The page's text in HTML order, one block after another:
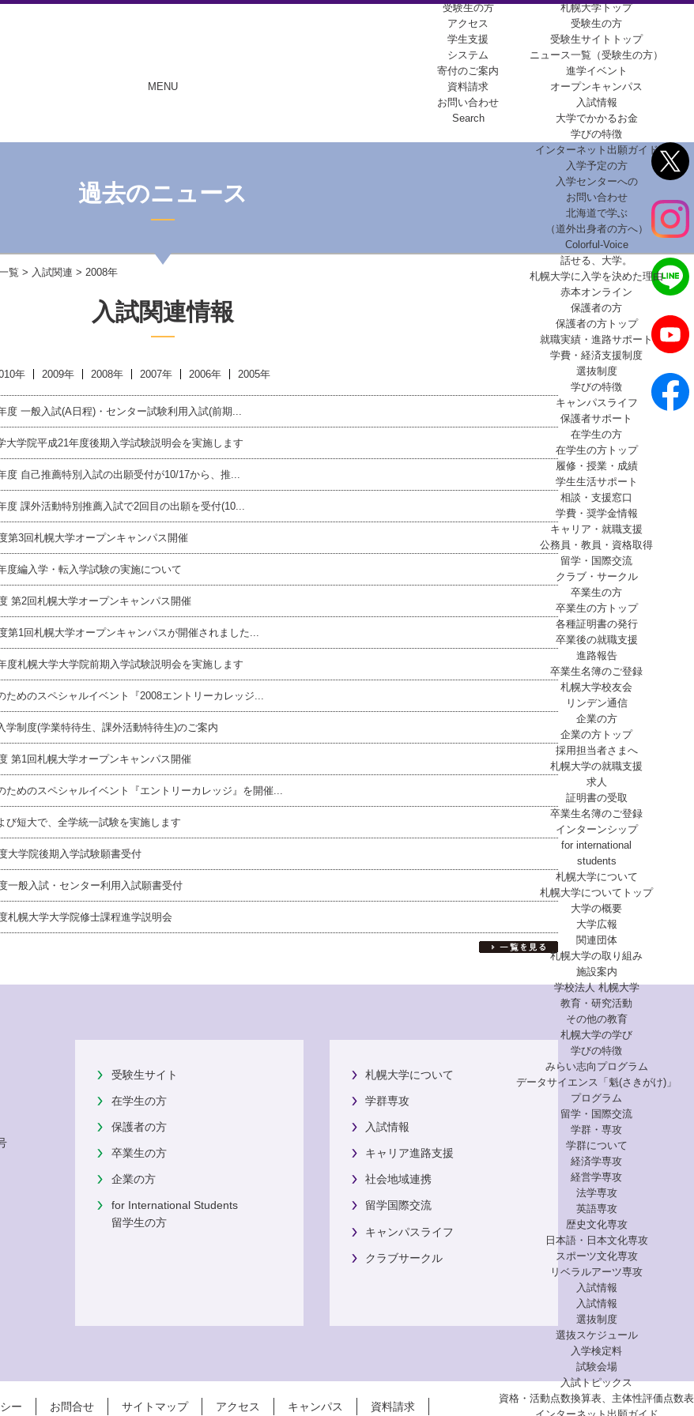
MENU
受験生の方
アクセス
学生支援
システム
寄付のご案内
資料請求
お問い合わせ
Search
札幌大学トップ
受験生の方
受験生サイトトップ
ニュース一覧（受験生の方）
進学イベント
オープンキャンパス
入試情報
大学でかかるお金
学びの特徴
インターネット出願ガイド
入学予定の方
入学センターへの
お問い合わせ
北海道で学ぶ
（道外出身者の方へ）
Colorful-Voice
話せる、大学。
札幌大学に入学を決めた理由
赤本オンライン
保護者の方
保護者の方トップ
就職実績・進路サポート
学費・経済支援制度
選抜制度
学びの特徴
キャンパスライフ
保護者サポート
在学生の方
在学生の方トップ
履修・授業・成績
学生生活サポート
相談・支援窓口
学費・奨学金情報
キャリア・就職支援
公務員・教員・資格取得
留学・国際交流
クラブ・サークル
卒業生の方
卒業生の方トップ
各種証明書の発行
卒業後の就職支援
進路報告
卒業生名簿のご登録
札幌大学校友会
リンデン通信
企業の方
企業の方トップ
採用担当者さまへ
札幌大学の就職支援
求人
証明書の受取
卒業生名簿のご登録
インターンシップ
for international
students
札幌大学について
札幌大学についてトップ
大学の概要
大学広報
関連団体
札幌大学の取り組み
施設案内
学校法人 札幌大学
教育・研究活動
その他の教育
札幌大学の学び
学びの特徴
みらい志向プログラム
データサイエンス「魁(さきがけ)」
プログラム
留学・国際交流
学群・専攻
学群について
経済学専攻
経営学専攻
法学専攻
英語専攻
歴史文化専攻
日本語・日本文化専攻
スポーツ文化専攻
リベラルアーツ専攻
入試情報
入試情報
選抜制度
選抜スケジュール
入学検定料
試験会場
入試トピックス
資格・活動点数換算表、主体性評価点数表
過去のニュース
覧 > 入試関連 > 2008年
入試関連情報
年 2009年 2008年 2007年 2006年 2005年
度 一般入試(A日程)・センター試験利用入試(前期...
大学院平成21年度後期入学試験説明会を実施します
度 自己推薦特別入試の出願受付が10/17から、推...
度 課外活動特別推薦入試で2回目の出願を受付(10...
第3回札幌大学オープンキャンパス開催
度編入学・転入学試験の実施について
第2回札幌大学オープンキャンパス開催
第1回札幌大学オープンキャンパスが開催されました...
度札幌大学大学院前期入学試験説明会を実施します
ためのスペシャルイベント『2008エントリーカレッジ...
学制度(学業特待生、課外活動特待生)のご案内
第1回札幌大学オープンキャンパス開催
ためのスペシャルイベント『エントリーカレッジ』を開催...
び短大で、全学統一試験を実施します
大学院後期入学試験願書受付
一般入試・センター利用入試願書受付
札幌大学大学院修士課程進学説明会
受験生サイト
在学生の方
保護者の方
卒業生の方
企業の方
for International Students
留学生の方
札幌大学について
学群専攻
入試情報
キャリア進路支援
社会地域連携
留学国際交流
キャンパスライフ
クラブサークル
ー お問合せ サイトマップ アクセス キャンパス 資料請求